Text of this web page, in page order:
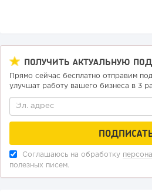
ПОЛУЧИТЬ АКТУАЛЬНУЮ
Прямо сейчас бесплатно отправим
улучшат работу вашего бизнеса в 3
Соглашаюсь на обработку
полезных писем.